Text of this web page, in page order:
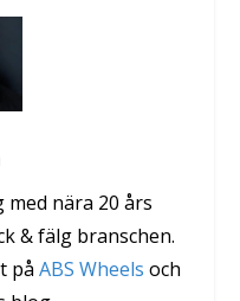
med nära 20 års
& fälg branschen.
på ABS Wheels och